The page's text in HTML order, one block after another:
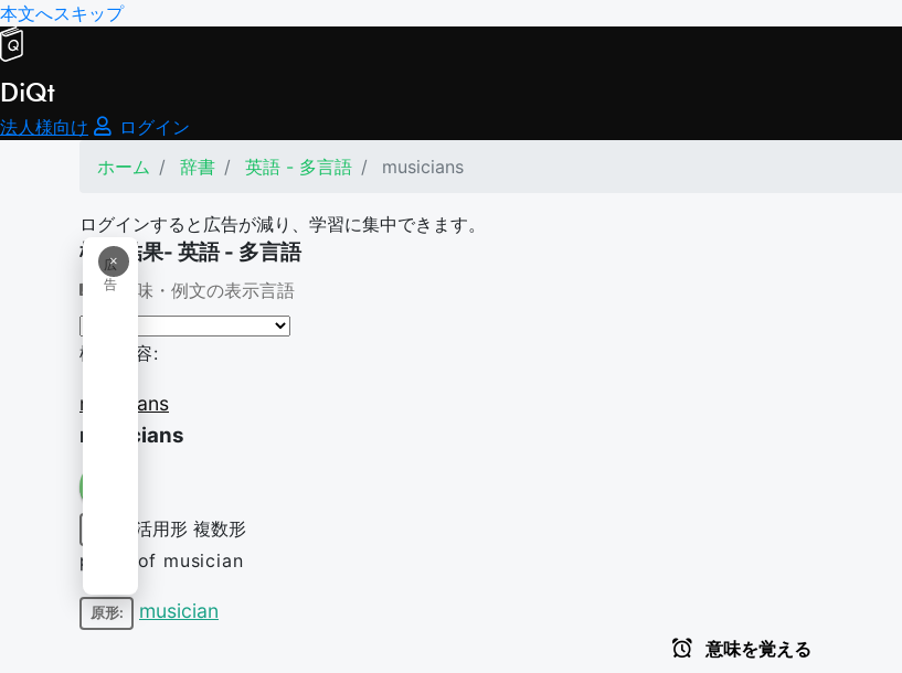
本文へスキップ
DiQt
法人様向け
ログイン
ホーム
辞書 英語 - 多言語 musicians
ログインすると広告が減り、学習に集中できます。
×
広
告
検索結果- 英語 - 多言語
意味・例文の表示言語
検索内容:
musicians
musicians
活用形 複数形
plural of musician
原形: musician
意味を覚える